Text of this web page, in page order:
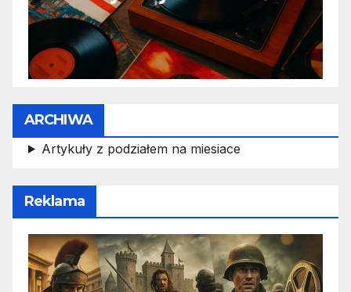
ARCHIWA
Artykuły z podziałem na miesiace
Reklama